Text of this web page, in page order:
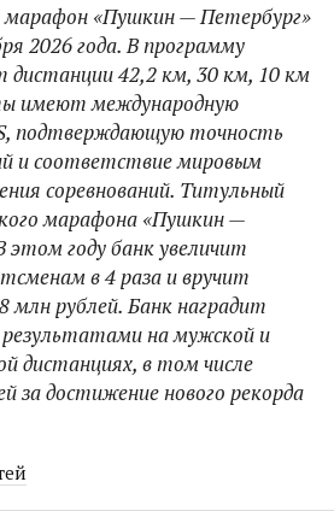
марафон «Пушкин — Петербург»
2026 года. В программу
дистанции 42,2 км, 30 км, 10 км
имеют международную
подтверждающую точность
и соответствие мировым
соревнований. Титульный
марафона «Пушкин —
году банк увеличит
в 4 раза и вручит
млн рублей. Банк наградит
на мужской и
дистанциях, в том числе
за достижение нового рекорда